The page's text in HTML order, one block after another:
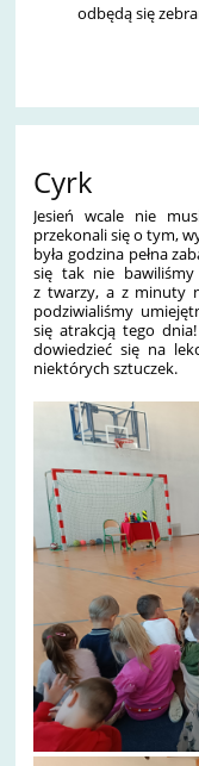
odbędą się
Cyrk
Jesień wcale nie
przekonali się o tym,
była godzina pełna
się tak nie bawiliśmy
z twarzy, a z minuty
podziwialiśmy
się atrakcją tego
dowiedzieć się na
niektórych sztuczek.